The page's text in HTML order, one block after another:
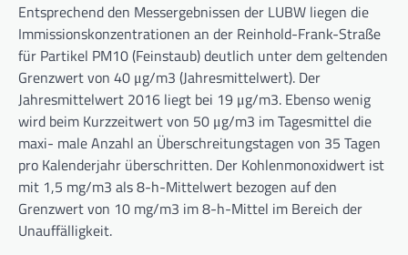
Entsprechend den Messergebnissen der LUBW liegen die
Immissionskonzentrationen an der Reinhold-Frank-Straße
für Partikel PM10 (Feinstaub) deutlich unter dem geltenden
Grenzwert von 40 μg/m3 (Jahresmittelwert). Der
Jahresmittelwert 2016 liegt bei 19 μg/m3. Ebenso wenig
wird beim Kurzzeitwert von 50 μg/m3 im Tagesmittel die
maxi- male Anzahl an Überschreitungstagen von 35 Tagen
pro Kalenderjahr überschritten. Der Kohlenmonoxidwert ist
mit 1,5 mg/m3 als 8-h-Mittelwert bezogen auf den
Grenzwert von 10 mg/m3 im 8-h-Mittel im Bereich der
Unauffälligkeit.